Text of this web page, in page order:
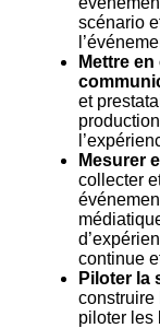
scénario
Mettre
et
Mesurer
collecter
continue
Piloter la
construire
piloter les